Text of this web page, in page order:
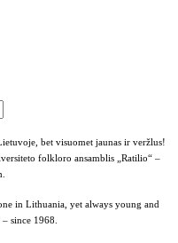
bet visuomet jaunas ir veržlus!
folkloro ansamblis „Ratilio“ –
in Lithuania, yet always young and
since 1968.